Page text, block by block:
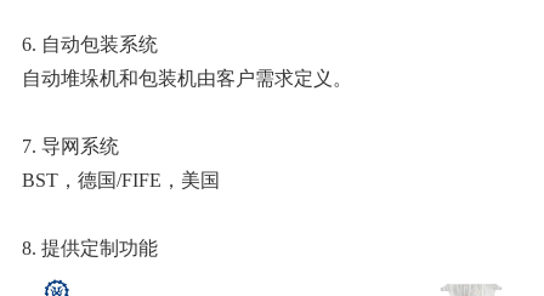
6. 自动包装系统
自动堆垛机和包装机由客户需求定义。
7. 导网系统
BST，德国/FIFE，美国
8. 提供定制功能